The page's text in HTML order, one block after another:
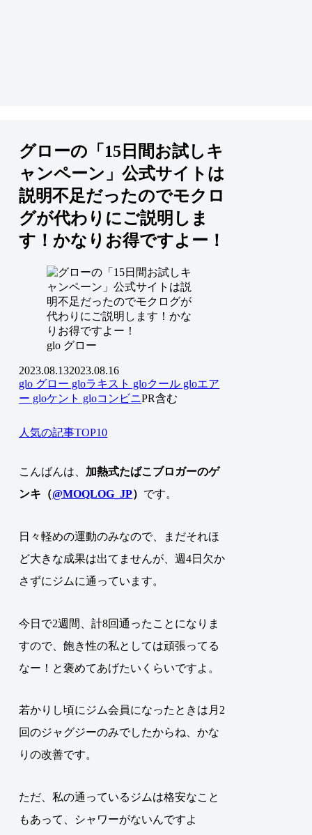
グローの「15日間お試しキ
ャンペーン」公式サイトは
説明不足だったのでモクロ
グが代わりにご説明しま
す！かなりお得ですよー！
glo グロー
2023.08.132023.08.16
glo グロー gloラキスト gloクール gloエア
ー gloケント gloコンビニPR含む
人気の記事TOP10
こんばんは、 加熱式たばこブロガーのゲ
ンキ（@MOQLOG_JP） です。
日々軽めの運動のみなので、まだそれほ
ど大きな成果は出てませんが、週4日欠か
さずにジムに通っています。
今日で2週間、計8回通ったことになりま
すので、飽き性の私としては頑張ってる
なー！と褒めてあげたいくらいですよ。
若かりし頃にジム会員になったときは月2
回のジャグジーのみでしたからね、かな
りの改善です。
ただ、私の通っているジムは格安なこと
もあって、シャワーがないんですよ